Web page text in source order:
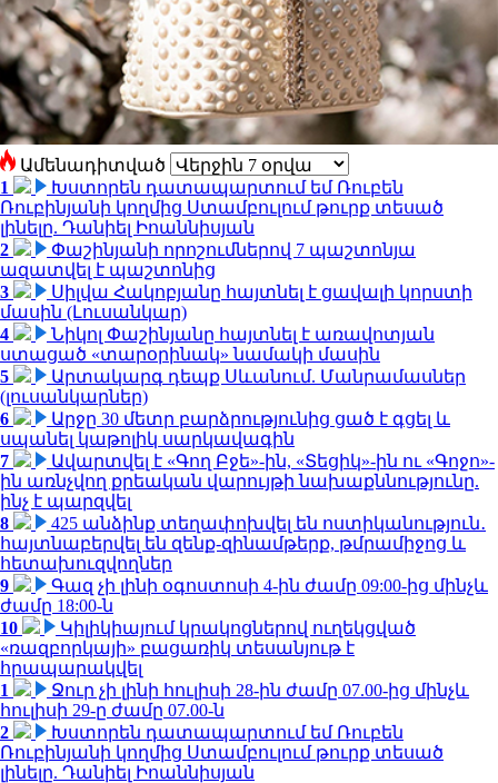
Ամենադիտված
1
Խստորեն դատապարտում եմ Ռուբեն
Ռուբինյանի կողմից Ստամբուլում թուրք տեսած
լինելը. Դանիել Իոաննիսյան
2
Փաշինյանի որոշումներով 7 պաշտոնյա
ազատվել է պաշտոնից
3
Սիլվա Հակոբյանը հայտնել է ցավալի կորստի
մասին (Լուսանկար)
4
Նիկոլ Փաշինյանը հայտնել է առավոտյան
ստացած «տարօրինակ» նամակի մասին
5
Արտակարգ դեպք Սևանում. Մանրամասներ
(լուսանկարներ)
6
Արջը 30 մետր բարձրությունից ցած է գցել և
սպանել կաթոլիկ սարկավագին
7
Ավարտվել է «Գող Բջե»-ին, «Տեցիկ»-ին ու «Գոջո»-
ին առնչվող քրեական վարույթի նախաքննությունը.
ինչ է պարզվել
8
425 անձինք տեղափոխվել են ոստիկանություն․
հայտնաբերվել են զենք-զինամթերք, թմրամիջոց և
հետախուզվողներ
9
Գազ չի լինի օգոստոսի 4-ին ժամը 09:00-ից մինչև
ժամը 18:00-ն
10
Կիլիկիայում կրակոցներով ուղեկցված
«ռազբորկայի» բացառիկ տեսանյութ է
հրապարակվել
1
Ջուր չի լինի հուլիսի 28-ին ժամը 07.00-ից մինչև
հուլիսի 29-ը ժամը 07.00-ն
2
Խստորեն դատապարտում եմ Ռուբեն
Ռուբինյանի կողմից Ստամբուլում թուրք տեսած
լինելը. Դանիել Իոաննիսյան